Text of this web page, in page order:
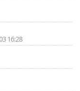
16:28